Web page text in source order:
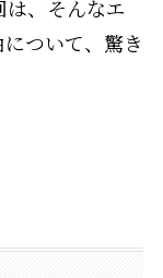
は、そんなエ
ついて、驚き